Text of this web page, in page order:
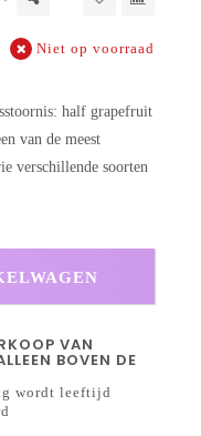
Niet op voorraad
half grapefruit
van de meest
verschillende soorten
VAN
BOVEN DE
wordt leeftijd